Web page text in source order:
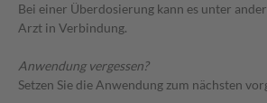
Bei einer Überdosierung kann es unter
Arzt in Verbindung.
Anwendung vergessen?
Setzen Sie die Anwendung zum nächsten